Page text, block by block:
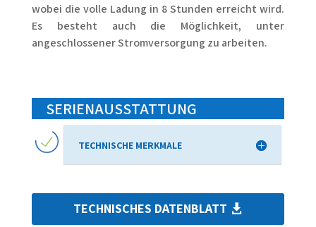
wobei die volle Ladung in 8 Stunden erreicht wird.
Es besteht auch die Möglichkeit, unter
angeschlossener Stromversorgung zu arbeiten.
SERIENAUSSTATTUNG
TECHNISCHE MERKMALE
TECHNISCHES DATENBLATT